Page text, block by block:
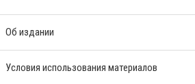
Об издании
Условия использования материалов